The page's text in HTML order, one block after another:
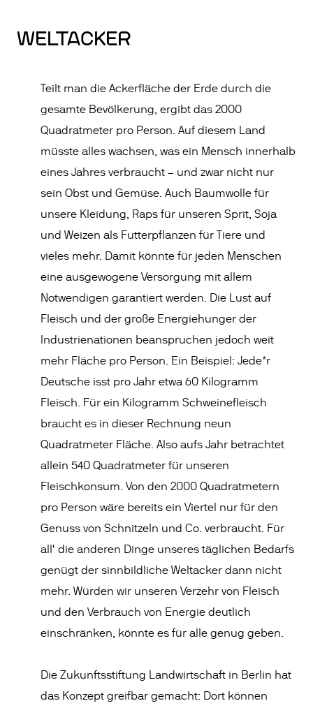
WELTACKER
Teilt man die Ackerfläche der Erde durch die
gesamte Bevölkerung, ergibt das 2000
Quadratmeter pro Person. Auf diesem Land
müsste alles wachsen, was ein Mensch innerhalb
eines Jahres verbraucht – und zwar nicht nur
sein Obst und Gemüse. Auch Baumwolle für
unsere Kleidung, Raps für unseren Sprit, Soja
und Weizen als Futterpflanzen für Tiere und
vieles mehr. Damit könnte für jeden Menschen
eine ausgewogene Versorgung mit allem
Notwendigen garantiert werden. Die Lust auf
Fleisch und der große Energiehunger der
Industrienationen beanspruchen jedoch weit
mehr Fläche pro Person. Ein Beispiel: Jede*r
Deutsche isst pro Jahr etwa 60 Kilogramm
Fleisch. Für ein Kilogramm Schweinefleisch
braucht es in dieser Rechnung neun
Quadratmeter Fläche. Also aufs Jahr betrachtet
allein 540 Quadratmeter für unseren
Fleischkonsum. Von den 2000 Quadratmetern
pro Person wäre bereits ein Viertel nur für den
Genuss von Schnitzeln und Co. verbraucht. Für
all‘ die anderen Dinge unseres täglichen Bedarfs
genügt der sinnbildliche Weltacker dann nicht
mehr. Würden wir unseren Verzehr von Fleisch
und den Verbrauch von Energie deutlich
einschränken, könnte es für alle genug geben.
Die Zukunftsstiftung Landwirtschaft in Berlin hat
das Konzept greifbar gemacht: Dort können